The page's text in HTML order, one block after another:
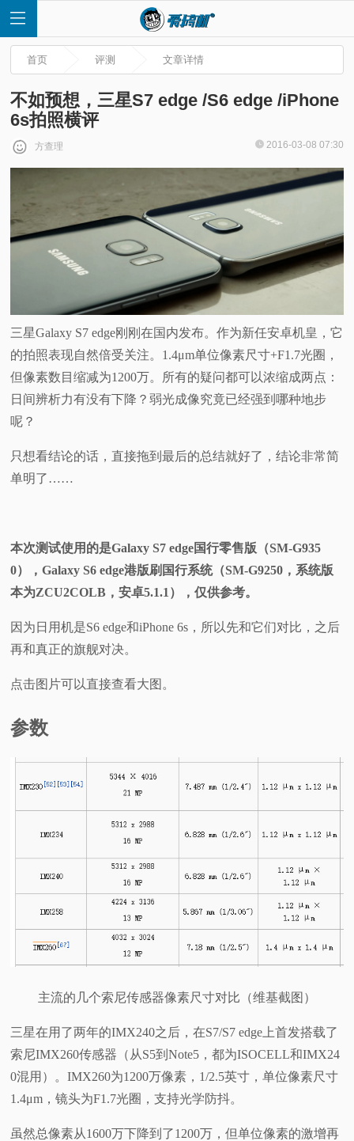
首
快
测
视
频
科
验
题
首页 评测 文章详情
不如预想，三星S7 edge /S6 edge /iPhone
6s拍照横评
方查理 2016-03-08 07:30
三星Galaxy S7 edge刚刚在国内发布。作为新任安卓机皇，它
的拍照表现自然倍受关注。1.4μm单位像素尺寸+F1.7光圈，
但像素数目缩减为1200万。所有的疑问都可以浓缩成两点：
日间辨析力有没有下降？弱光成像究竟已经强到哪种地步
呢？
只想看结论的话，直接拖到最后的总结就好了，结论非常简
单明了……
本次测试使用的是Galaxy S7 edge国行零售版（SM-G935
0），Galaxy S6 edge港版刷国行系统（SM-G9250，系统版
本为ZCU2COLB，安卓5.1.1），仅供参考。
因为日用机是S6 edge和iPhone 6s，所以先和它们对比，之后
再和真正的旗舰对决。
点击图片可以直接查看大图。
参数
主流的几个索尼传感器像素尺寸对比（维基截图）
三星在用了两年的IMX240之后，在S7/S7 edge上首发搭载了
索尼IMX260传感器（从S5到Note5，都为ISOCELL和IMX24
0混用）。IMX260为1200万像素，1/2.5英寸，单位像素尺寸
1.4μm，镜头为F1.7光圈，支持光学防抖。
虽然总像素从1600万下降到了1200万，但单位像素的激增再